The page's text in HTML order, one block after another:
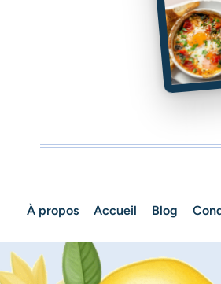
À propos Accueil Blog